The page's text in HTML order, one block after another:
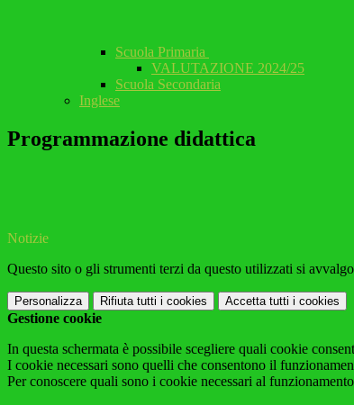
Scuola Primaria
VALUTAZIONE 2024/25
Scuola Secondaria
Inglese
Programmazione didattica
Notizie
Questo sito o gli strumenti terzi da questo utilizzati si
Personalizza Rifiuta tutti i cookies Accetta tutti i cookies
Gestione cookie
In questa schermata è possibile scegliere quali cookie
I cookie necessari sono quelli che consentono il
Per conoscere quali sono i cookie necessari al